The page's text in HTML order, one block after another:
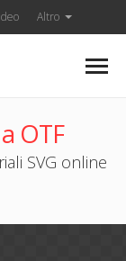
Altro
OTF
SVG online